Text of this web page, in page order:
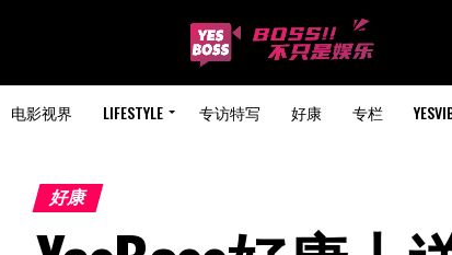
电影视界 LIFESTYLE 专访特写 好康 专栏
好康